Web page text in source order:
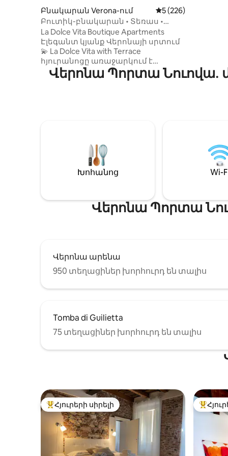
Բնակարան Verona-ում Միջին
5 (226)
Բուտիկ-բնակարան • Տեռաս •
Պոնտե Պիետրա
La Dolce Vita Boutique Apartments
Էլեգանտ կյանք Վերոնայի սրտում
💫 La Dolce Vita with Terrace
հյուրանոցը առաջարկում է
բարձրաճաշակ իտալական ոճ և
ժամանակակից
ունեցող փրփրից պատրաստված
ներքնակի վրայի ծածկոցներով
(մեկի մոտ կա առանձին
պատշգամբ)։ * Գաղտնիություն.
կահավորված խոհանոց։ * Մուտք՝
ZTL գոտուց դուրս․ անվճար
հանրային կայանատեղի՝ 150 մ
3,50 եվրո/անձ/գիշեր, առաջին
4 գիշերների համար։
անվճար
Վերոնա Պորտա Նուովա․
Խոհանոց Wi-
Վերոնա Պորտա
Վերոնա արենա
950 տեղացիներ խորհուրդ են տալիս
Tomba di Guilietta
75 տեղացիներ խորհուրդ են տալիս
Հյուրերի սիրելի լավագույն տները
Հյուրերի սիրելի